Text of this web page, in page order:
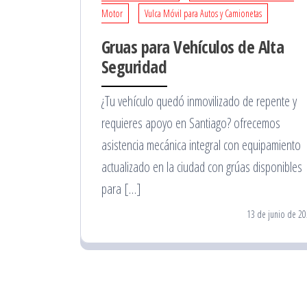
Motor Vulca Móvil para Autos y Camionetas
Gruas para Vehículos de Alta
Seguridad
¿Tu vehículo quedó inmovilizado de repente y
requieres apoyo en Santiago? ofrecemos
asistencia mecánica integral con equipamiento
actualizado en la ciudad con grúas disponibles
para […]
13 de junio de